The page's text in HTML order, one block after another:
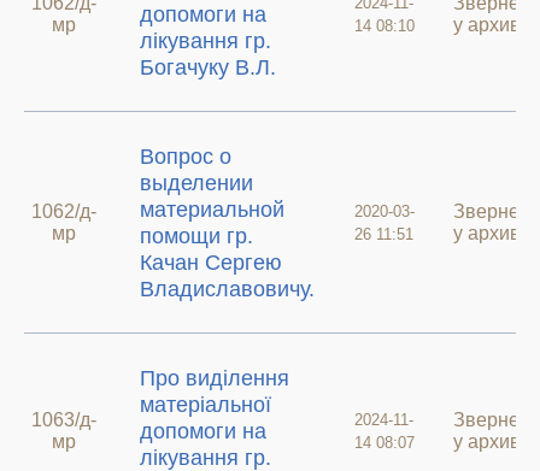
мр
допомоги на
лікування гр.
Богачуку В.Л.
14 08:10
у архиві
1062/д-
мр
Вопрос о
выделении
материальной
помощи гр.
Качан Сергею
Владиславовичу.
2020-03-
26 11:51
у архиві
1063/д-
мр
Про виділення
матеріальної
допомоги на
лікування гр.
2024-11-
14 08:07
у архиві